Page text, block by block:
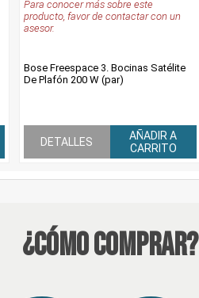
Para conocer más sobre este
producto, favor de contactar con un
asesor.
Bose Freespace 3. Bocinas Satélite
De Plafón 200 W (par)
DETALLES
AÑADIR A
CARRITO
¿Cómo Comprar?